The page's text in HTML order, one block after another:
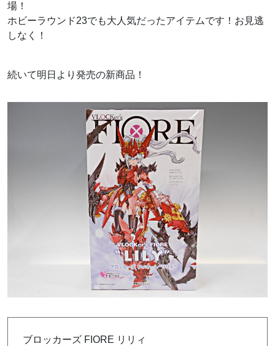
場！
ホビーラウンド23でも大人気だったアイテムです！お見逃
しなく！
続いて明日より発売の新商品！
ブロッカーズ FIORE リリィ